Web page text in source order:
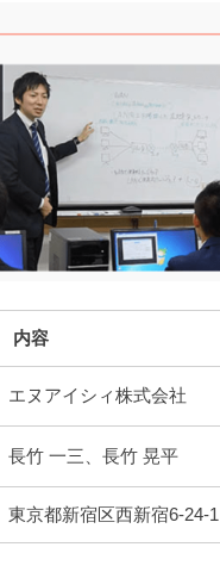
内容
エヌアイシィ株式会社
長竹 一三、長竹 晃平
東京都新宿区西新宿6-24-